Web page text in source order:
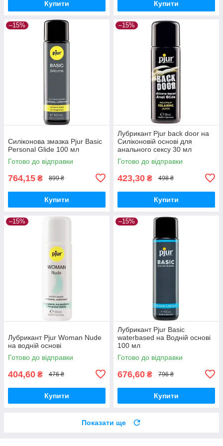
Купити Купити
–15%
Силіконова змазка Pjur Basic
Personal Glide 100 мл
Готово до відправки
764,15 ₴ 899 ₴
Купити
–15%
Лубрикант Pjur back door на
Силіконовій основі для
анального сексу 30 мл
Готово до відправки
423,30 ₴ 498 ₴
Купити
–15%
Лубрикант Pjur Woman Nude
на водній основі
Готово до відправки
404,60 ₴ 476 ₴
Купити
–15%
Лубрикант Pjur Basic
waterbased на Водній основі
100 мл
Готово до відправки
676,60 ₴ 796 ₴
Купити
Показати ще